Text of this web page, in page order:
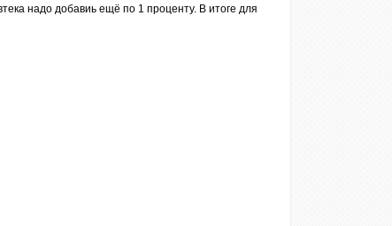
надо добавиь ещё по 1 проценту. В итоге для